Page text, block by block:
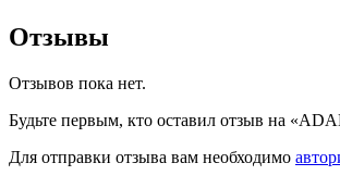
Отзывы
Отзывов пока нет.
Будьте первым, кто оставил отзыв на
Для отправки отзыва вам необходимо